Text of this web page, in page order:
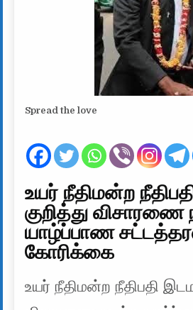
Spread the love
உயர் நீதிமன்ற
குறித்து
யாழ்ப்பாண
கோரிக்கை
உயர் நீதிமன்ற நீதிபதி